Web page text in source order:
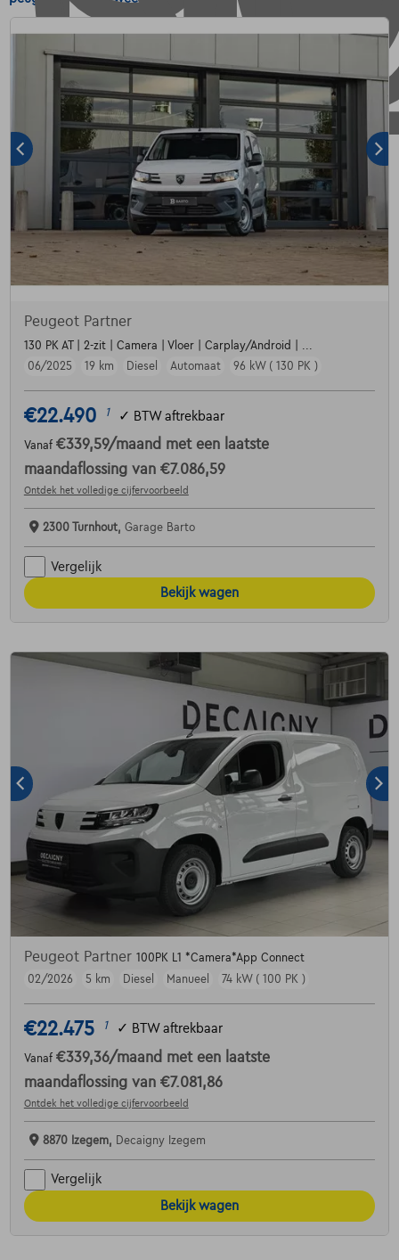
Peugeot Partner
130 PK AT | 2-zit | Camera | Vloer | Carplay/Android | ...
06/2025
19 km Diesel Automaat 96 kW ( 130 PK )
€22.490 1 ✓ BTW aftrekbaar
Vanaf €339,59/maand met een laatste
maandaflossing van €7.086,59
Ontdek het volledige cijfervoorbeeld
2300 Turnhout, Garage Barto
Vergelijk
Bekijk wagen
Peugeot Partner 100PK L1 *Camera*App Connect
02/2026
5 km Diesel Manueel 74 kW ( 100 PK )
€22.475 1 ✓ BTW aftrekbaar
Vanaf €339,36/maand met een laatste
maandaflossing van €7.081,86
Ontdek het volledige cijfervoorbeeld
8870 Izegem, Decaigny Izegem
Vergelijk
Bekijk wagen